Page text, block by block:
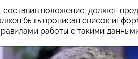
положение, должен
быть прописан список
работы с такими